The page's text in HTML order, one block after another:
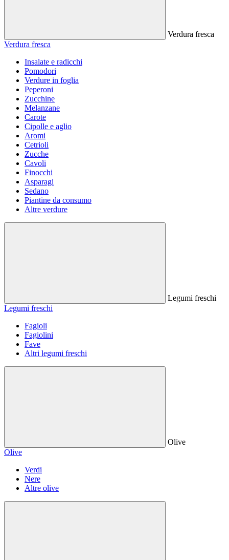
Verdura fresca
Verdura fresca
Insalate e radicchi
Pomodori
Verdure in foglia
Peperoni
Zucchine
Melanzane
Carote
Cipolle e aglio
Aromi
Cetrioli
Zucche
Cavoli
Finocchi
Asparagi
Sedano
Piantine da consumo
Altre verdure
Legumi freschi
Legumi freschi
Fagioli
Fagiolini
Fave
Altri legumi freschi
Olive
Olive
Verdi
Nere
Altre olive